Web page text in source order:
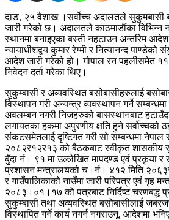
दाङ, २५ वैशाख ।सर्वोच्च अदालतले सुकुमबासी
जारी गरेको छ। अदालतले काठमाडौंका विभिन्न
स्थानमा बनाइएका बस्ती नहटाउन अन्तरिम आदेश
न्यायाधीशद्वय कुमार रेग्मी र नित्यानन्द
आदेश जारी गरेको हो। गोपाल रन पहलीसमेत
निवेदन दर्ता गरेका थिए।
सुकुम्बासी र अव्यवस्थित बसोबासीहरुलाई
विस्थापन गरी अन्यन्त्र व्यवस्थापन गर्ने
अवलम्बन नगरी निजहरुको बासस्थानबाट
लगायतका हकमा अपुरणीय क्षति हुने सर्वोच्चको
संकटसमेतलाई दृष्टिगत गरी सो सम्बन्धमा नेपाल
२०८२र१२र१३ को बैठकबाट स्वीकृत शासकीय
बुँदा नं। ९१ मा उल्लेखित मापदण्ड एवं प्रकृया र
प्रशासन मन्त्रालयको च।नं। ४१२ मिति
र गाउँपालिकाको नाउँमा जारी परिपत्र एवं गृह
२०८३।०१।१७ को पत्रबाट निर्दिष्ट चरणबद्ध
सुकुम्बासी तथा अव्यवस्थित बसोबासीलाई
विस्थापित गर्ने कार्य नगर्न नगराउनू, आदेशमा